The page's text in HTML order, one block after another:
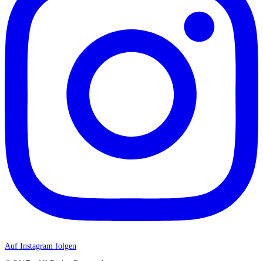
Auf Instagram folgen